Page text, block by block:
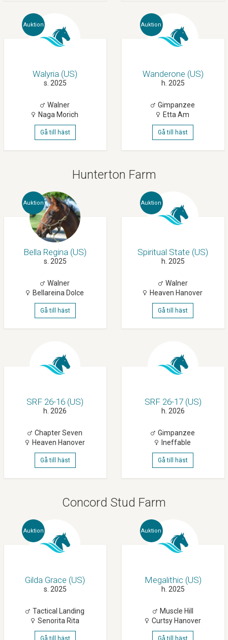
Auktion
Walyria (US)
s. 2025
Walner
Naga Morich
Gå till häst
Auktion
Wanderone (US)
h. 2025
Gimpanzee
Etta Am
Gå till häst
Hunterton Farm
Auktion
Bella Regina (US)
s. 2025
Walner
Bellareina Dolce
Gå till häst
Auktion
Spiritual State (US)
h. 2025
Walner
Heaven Hanover
Gå till häst
SRF 26-16 (US)
h. 2026
Chapter Seven
Heaven Hanover
Gå till häst
SRF 26-17 (US)
h. 2026
Gimpanzee
Ineffable
Gå till häst
Concord Stud Farm
Auktion
Gilda Grace (US)
s. 2025
Tactical Landing
Senorita Rita
Gå till häst
Auktion
Megalithic (US)
h. 2025
Muscle Hill
Curtsy Hanover
Gå till häst